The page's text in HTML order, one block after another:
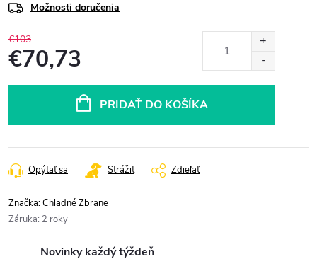
Možnosti doručenia
€103
€70,73
PRIDAŤ DO KOŠÍKA
Opýtať sa Strážiť Zdieľať
Značka:Chladné Zbrane
Záruka: 2 roky
Novinky každý týždeň